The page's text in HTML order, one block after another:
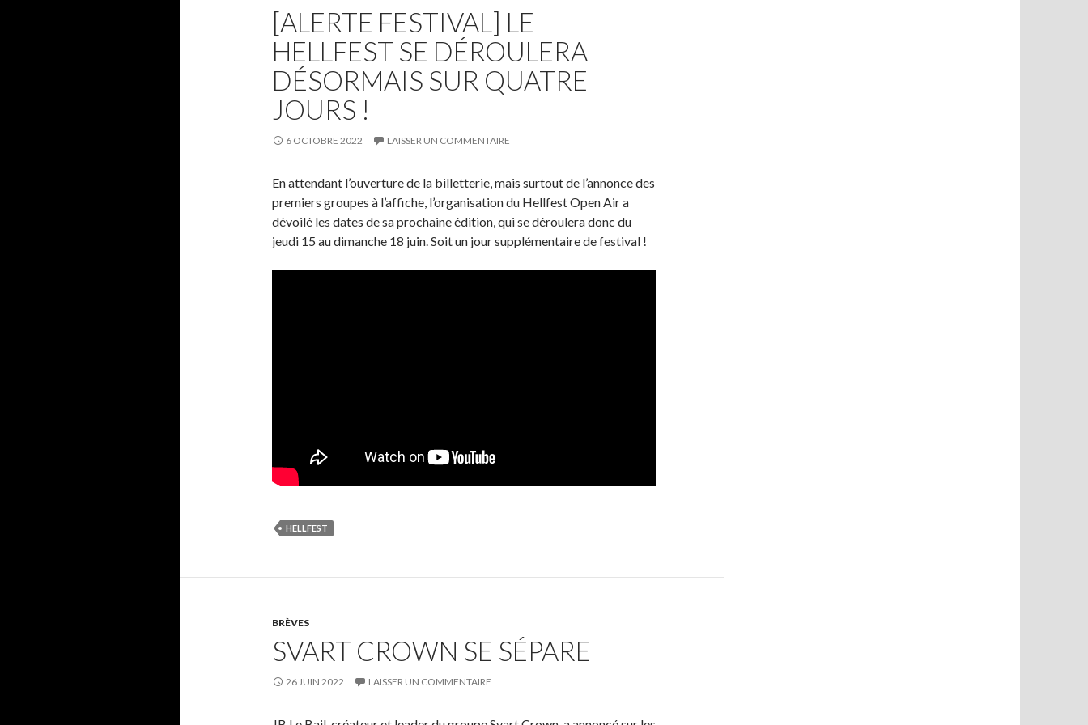
[ALERTE FESTIVAL] LE
HELLFEST SE DÉROULERA
DÉSORMAIS SUR QUATRE
JOURS !
6 OCTOBRE 2022 LAISSER UN COMMENTAIRE
En attendant l’ouverture de la billetterie, mais surtout de l’annonce des
premiers groupes à l’affiche, l’organisation du Hellfest Open Air a
dévoilé les dates de sa prochaine édition, qui se déroulera donc du
jeudi 15 au dimanche 18 juin. Soit un jour supplémentaire de festival !
HELLFEST
BRÈVES
SVART CROWN SE SÉPARE
26 JUIN 2022 LAISSER UN COMMENTAIRE